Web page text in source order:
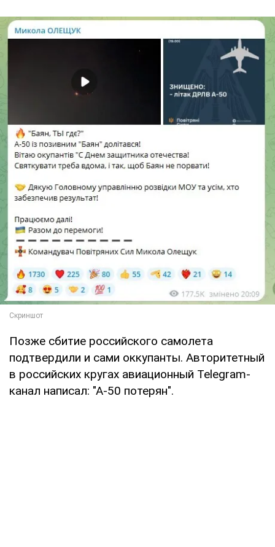
Позже сбитие российского самолета
подтвердили и сами оккупанты. Авторитетный
в российских кругах авиационный Telegram-
канал написал: "А-50 потерян".